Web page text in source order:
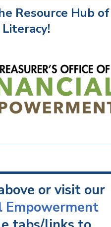
Resource Hub of
or visit our
Empowerment